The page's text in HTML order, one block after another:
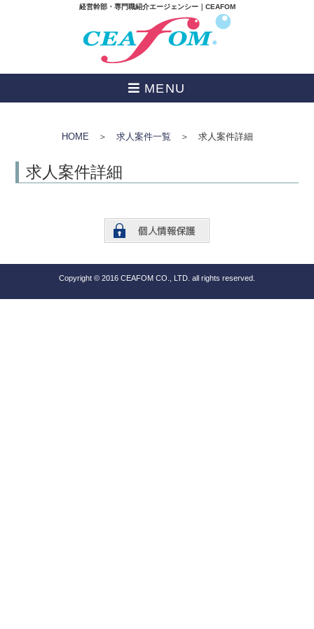
経営幹部・専門職紹介エージェンシー｜CEAFOM
MENU
HOME ＞ 求人案件一覧 ＞ 求人案件詳細
求人案件詳細
Copyright © 2016 CEAFOM CO., LTD. all rights reserved.